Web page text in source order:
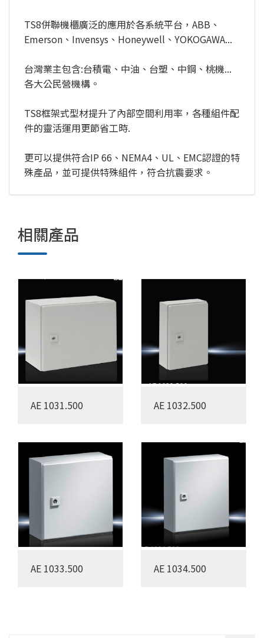
TS8併聯機櫃廣泛的應用於各系統平台，ABB、
Emerson、Invensys、Honeywell、YOKOGAWA...
台灣業主包含:台積電、中油、台塑、中鋼、桃機...
各大公民營機構。
TS8框架式型材提升了內部空間利用率，各種組件配
件的靈活運用更節省工時.
更可以提供符合IP 66、NEMA4、UL、EMC認證的特
殊產品，並可提供特殊組件，符合抗震要求。
相關產品
AE 1031.500 AE 1032.500
AE 1033.500 AE 1034.500